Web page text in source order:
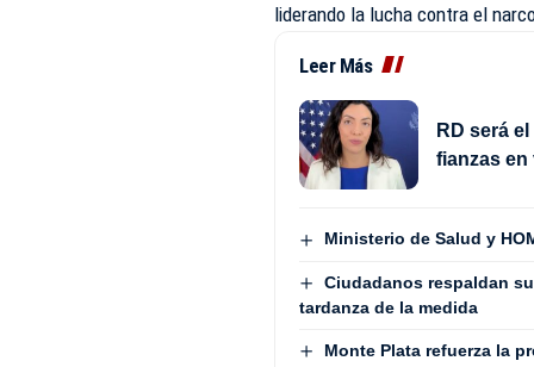
liderando la lucha contra el
Leer Más
RD será
fianzas en
Ministerio de Salud y
Ciudadanos respaldan
tardanza de la medida
Monte Plata refuerza la